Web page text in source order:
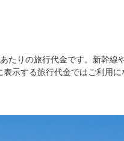
りの旅行代金です。新幹
示する旅行代金ではご利用